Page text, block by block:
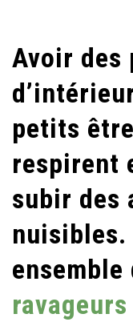
Avoir des
petits
respirent
subir des